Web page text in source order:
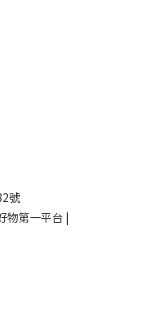
號
物第一平台 |